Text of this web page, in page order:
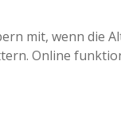
mit, wenn die
Online